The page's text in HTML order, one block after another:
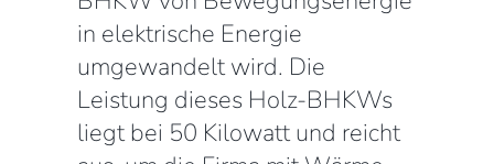
in elektrische Energie
umgewandelt wird. Die
Leistung dieses Holz-BHKWs
liegt bei 50 Kilowatt und reicht